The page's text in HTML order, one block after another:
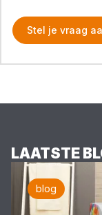
Stel je vraag
LAATSTE
blog